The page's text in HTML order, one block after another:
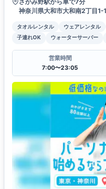
神奈川県大和市大和南2丁目
タオルレンタル ウェアレンタル
子連れOK
ウォーターサーバー
営業時間
7:00〜23:05